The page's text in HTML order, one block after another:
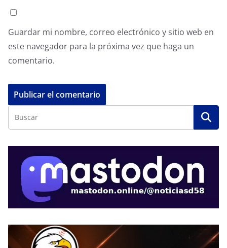
Guardar mi nombre, correo electrónico y sitio web en
este navegador para la próxima vez que haga un
comentario.